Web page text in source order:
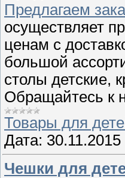
Предлагаем
осуществляет
ценам с
большой
столы детские,
Обращайтесь к
Товары для
Дата: 30.11.2015
Чешки для